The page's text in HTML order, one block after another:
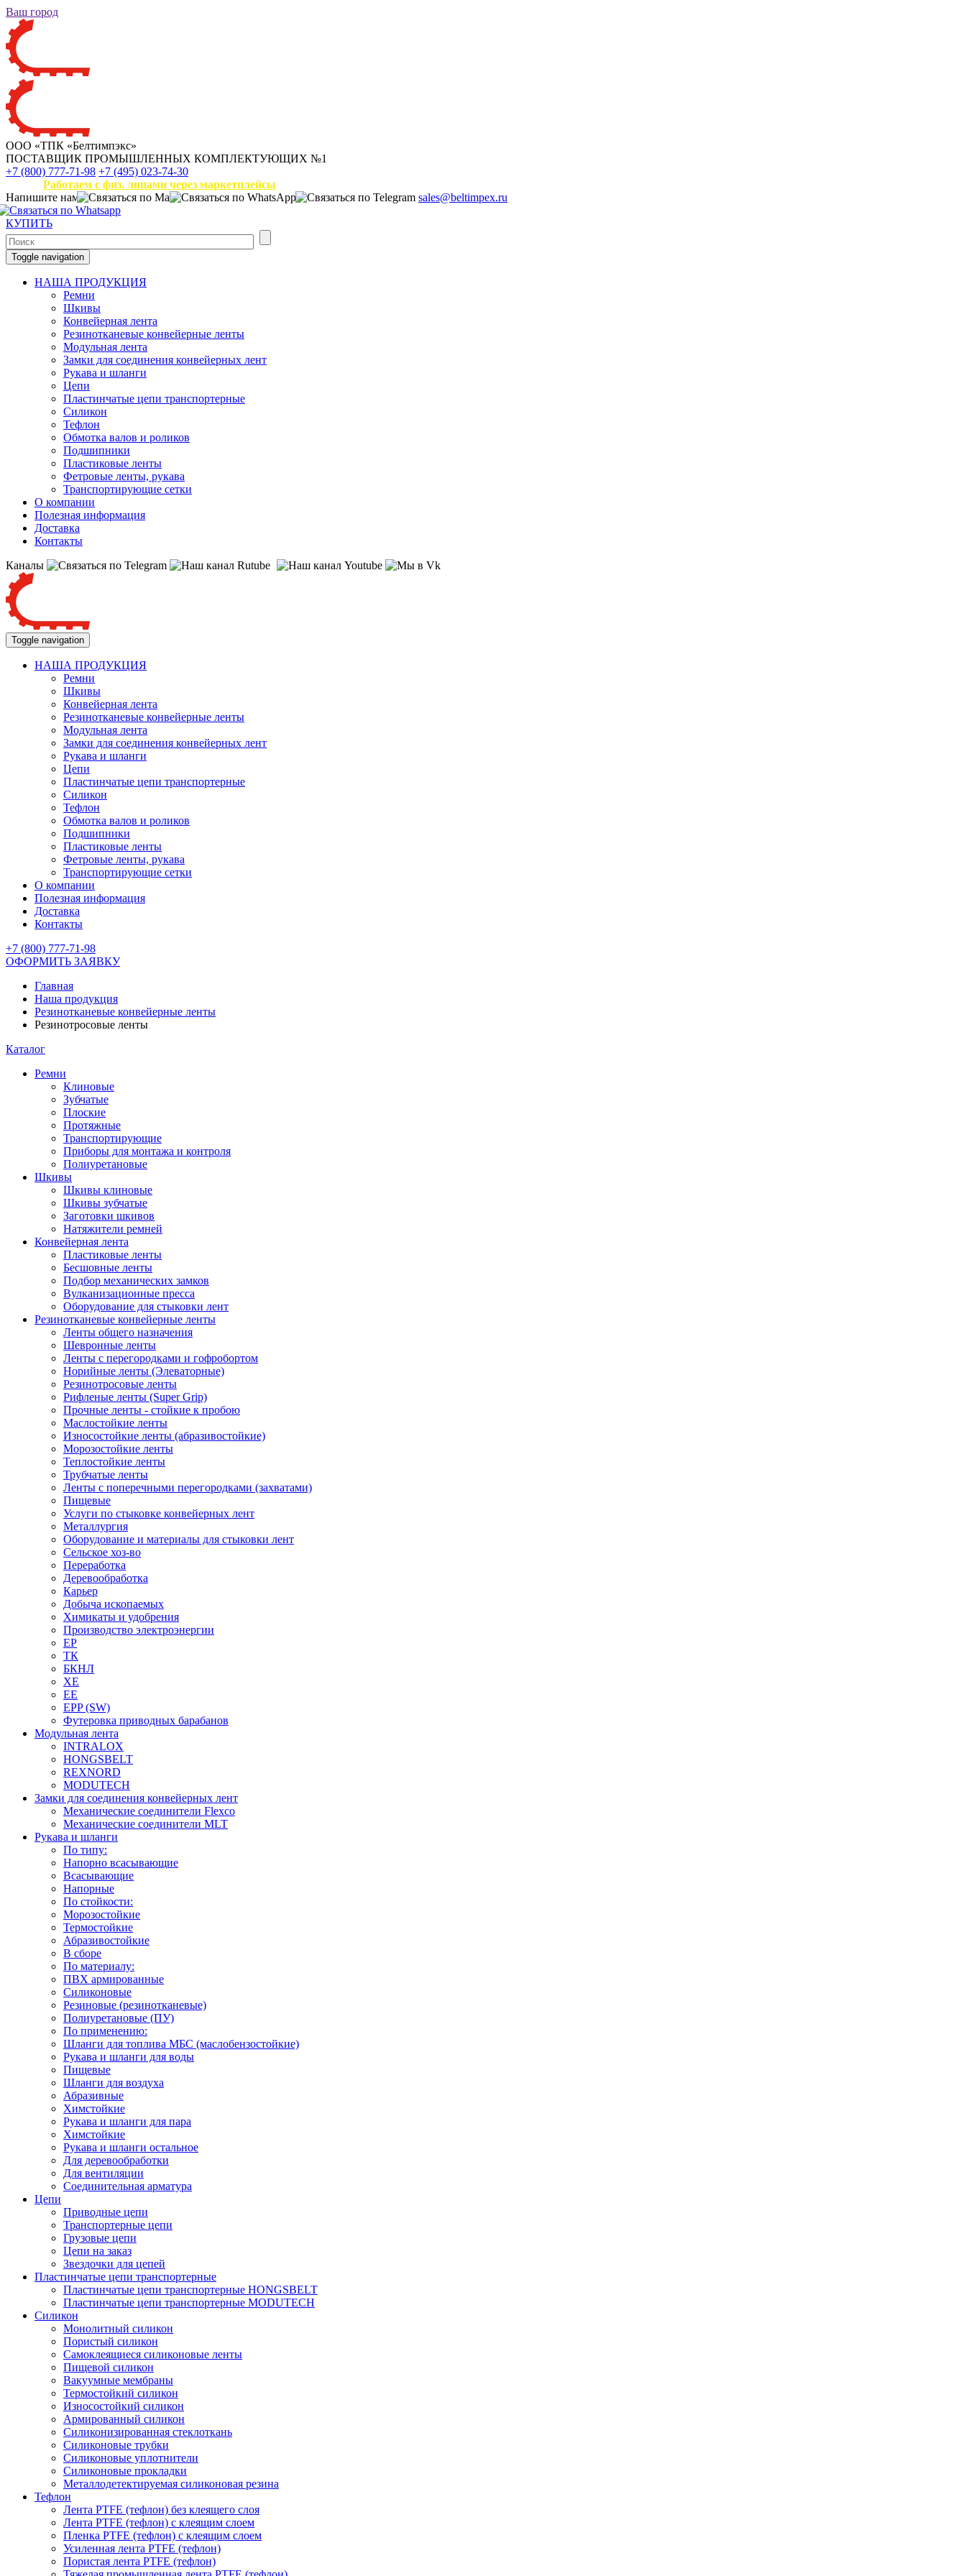
Ваш город
ООО «ТПК «Белтимпэкс»
ПОСТАВЩИК ПРОМЫШЛЕННЫХ КОМПЛЕКТУЮЩИХ №1
+7 (800) 777-71-98 +7 (495) 023-74-30
Работаем с физ. лицами через маркетплейсы
Напишите нам
sales@beltimpex.ru
КУПИТЬ
Toggle navigation
НАША ПРОДУКЦИЯ
Ремни
Шкивы
Конвейерная лента
Резинотканевые конвейерные ленты
Модульная лента
Замки для соединения конвейерных лент
Рукава и шланги
Цепи
Пластинчатые цепи транспортерные
Силикон
Тефлон
Обмотка валов и роликов
Подшипники
Пластиковые ленты
Фетровые ленты, рукава
Транспортирующие сетки
О компании
Полезная информация
Доставка
Контакты
Каналы
Toggle navigation
НАША ПРОДУКЦИЯ
Ремни
Шкивы
Конвейерная лента
Резинотканевые конвейерные ленты
Модульная лента
Замки для соединения конвейерных лент
Рукава и шланги
Цепи
Пластинчатые цепи транспортерные
Силикон
Тефлон
Обмотка валов и роликов
Подшипники
Пластиковые ленты
Фетровые ленты, рукава
Транспортирующие сетки
О компании
Полезная информация
Доставка
Контакты
+7 (800) 777-71-98
ОФОРМИТЬ ЗАЯВКУ
Главная
Наша продукция
Резинотканевые конвейерные ленты
Резинотросовые ленты
Каталог
Ремни
Клиновые
Зубчатые
Плоские
Протяжные
Транспортирующие
Приборы для монтажа и контроля
Полиуретановые
Шкивы
Шкивы клиновые
Шкивы зубчатые
Заготовки шкивов
Натяжители ремней
Конвейерная лента
Пластиковые ленты
Бесшовные ленты
Подбор механических замков
Вулканизационные пресса
Оборудование для стыковки лент
Резинотканевые конвейерные ленты
Ленты общего назначения
Шевронные ленты
Ленты с перегородками и гофробортом
Норийные ленты (Элеваторные)
Резинотросовые ленты
Рифленые ленты (Super Grip)
Прочные ленты - стойкие к пробою
Маслостойкие ленты
Износостойкие ленты (абразивостойкие)
Морозостойкие ленты
Теплостойкие ленты
Трубчатые ленты
Ленты с поперечными перегородками (захватами)
Пищевые
Услуги по стыковке конвейерных лент
Металлургия
Оборудование и материалы для стыковки лент
Сельское хоз-во
Переработка
Деревообработка
Карьер
Добыча ископаемых
Химикаты и удобрения
Производство электроэнергии
EP
ТК
БКНЛ
XE
EE
EPP (SW)
Футеровка приводных барабанов
Модульная лента
INTRALOX
HONGSBELT
REXNORD
MODUTECH
Замки для соединения конвейерных лент
Механические соединители Flexco
Механические соединители MLT
Рукава и шланги
По типу:
Напорно всасывающие
Всасывающие
Напорные
По стойкости:
Морозостойкие
Термостойкие
Абразивостойкие
В сборе
По материалу:
ПВХ армированные
Силиконовые
Резиновые (резинотканевые)
Полиуретановые (ПУ)
По применению:
Шланги для топлива МБС (маслобензостойкие)
Рукава и шланги для воды
Пищевые
Шланги для воздуха
Абразивные
Химстойкие
Рукава и шланги для пара
Химстойкие
Рукава и шланги остальное
Для деревообработки
Для вентиляции
Соединительная арматура
Цепи
Приводные цепи
Транспортерные цепи
Грузовые цепи
Цепи на заказ
Звездочки для цепей
Пластинчатые цепи транспортерные
Пластинчатые цепи транспортерные HONGSBELT
Пластинчатые цепи транспортерные MODUTECH
Силикон
Монолитный силикон
Пористый силикон
Самоклеящиеся силиконовые ленты
Пищевой силикон
Вакуумные мембраны
Термостойкий силикон
Износостойкий силикон
Армированный силикон
Силиконизированная стеклоткань
Силиконовые трубки
Силиконовые уплотнители
Силиконовые прокладки
Металлодетектируемая силиконовая резина
Тефлон
Лента PTFE (тефлон) без клеящего слоя
Лента PTFE (тефлон) с клеящим слоем
Пленка PTFE (тефлон) с клеящим слоем
Усиленная лента PTFE (тефлон)
Пористая лента PTFE (тефлон)